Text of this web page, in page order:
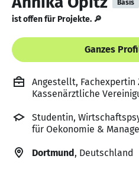
Basis
ist offen für Projekte. 🔎
Ganzes
Angestellt, Fachexpertin
Kassenärztliche
Studentin,
für Oekonomie &
Dortmund, Deutschland